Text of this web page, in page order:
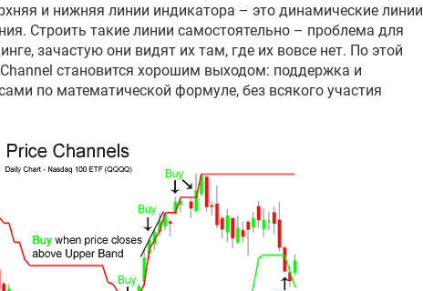
и нижняя линии индикатора – это динамические линии
Строить такие линии самостоятельно – проблема для
зачастую они видят их там, где их вовсе нет. По этой
становится хорошим выходом: поддержка и
по математической формуле, без всякого участия